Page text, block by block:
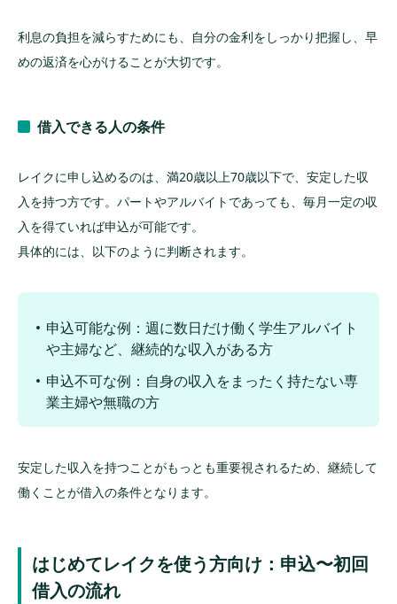
利息の負担を減らすためにも、自分の金利をしっかり把握し、早
めの返済を心がけることが大切です。
借入できる人の条件
レイクに申し込めるのは、満20歳以上70歳以下で、安定した収
入を持つ方です。パートやアルバイトであっても、毎月一定の収
入を得ていれば申込が可能です。
具体的には、以下のように判断されます。
申込可能な例：週に数日だけ働く学生アルバイト
や主婦など、継続的な収入がある方
申込不可な例：自身の収入をまったく持たない専
業主婦や無職の方
安定した収入を持つことがもっとも重要視されるため、継続して
働くことが借入の条件となります。
はじめてレイクを使う方向け：申込〜初回
借入の流れ